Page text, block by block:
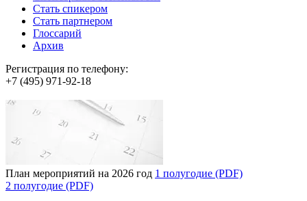
Стать спикером
Стать партнером
Глоссарий
Архив
Регистрация по телефону:
+7 (495) 971-92-18
План мероприятий на 2026 год 1 полугодие (PDF)
2 полугодие (PDF)